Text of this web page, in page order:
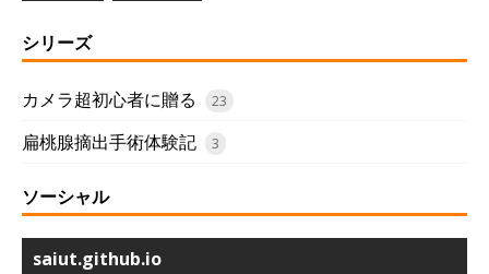
シリーズ
カメラ超初心者に贈る 23
扁桃腺摘出手術体験記 3
ソーシャル
saiut.github.io